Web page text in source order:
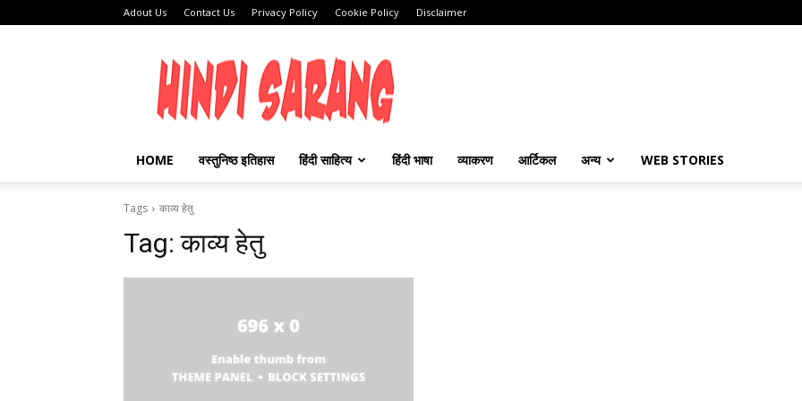
Adout Us Contact Us Privacy Policy Cookie Policy Disclaimer
HINDI
SARANG
HOME वस्तुनिष्ठ इतिहास हिंदी साहित्य हिंदी भाषा व्याकरण आर्टिकल अन्य WEB STORIES
Tags काव्य हेतु
Tag:काव्य हेतु